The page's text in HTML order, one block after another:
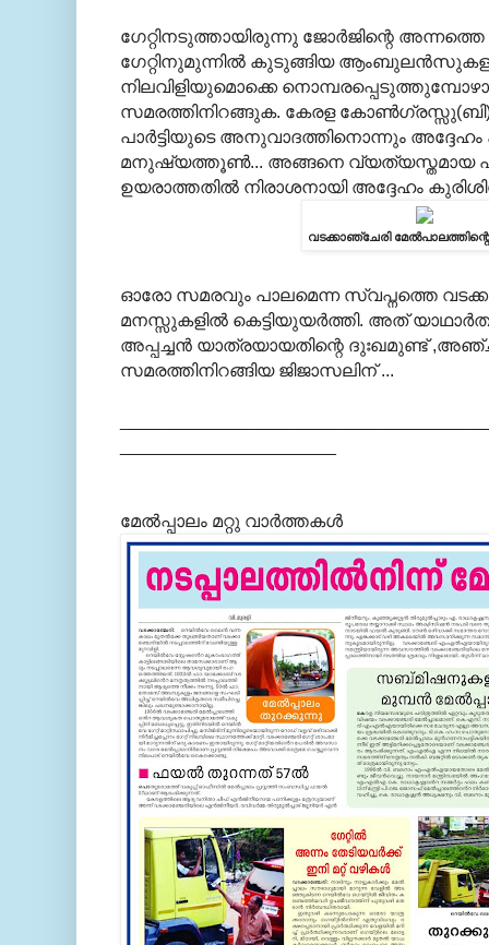
ഗേറ്റിനടുത്തായിരുന്നു ജോര്‍ജിന്റെ
ഗേറ്റിനുമുന്നില്‍ കുടുങ്ങിയ
നിലവിളിയുമൊക്കെ
സമരത്തിനിറങ്ങുക. കേരള
പാര്‍ട്ടിയുടെ അനുവാദത്തിനൊന്നും അദ്ദേഹം
മനുഷ്യത്തൂണ്‍... അങ്ങനെ വ്യത്യസ്തമായ
ഉയരാത്തതില്‍ നിരാശനായി അദ്ദേഹം
വടക്കാഞ്ചേരി
ഓരോ സമരവും പാലമെന്ന സ്വപ്നത്തെ
മനസ്സുകളില്‍ കെട്ടിയുയര്‍ത്തി. അത്
അപ്പച്ചന്‍ യാത്രയായതിന്റെ ദുഃഖമുണ്ട്
സമരത്തിനിറങ്ങിയ ജിജാസലിന് ...
മേല്‍പ്പാലം മറ്റു വാര്‍ത്തകള്‍